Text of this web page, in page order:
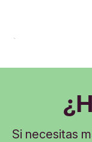
Si necesitas